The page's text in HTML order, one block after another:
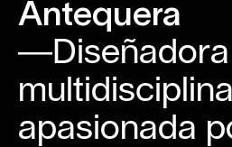
Antequera
―Diseñadora
apasionada